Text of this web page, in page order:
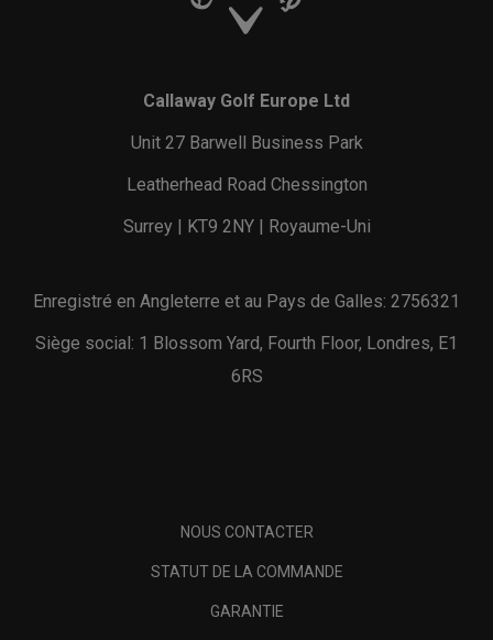
Callaway Golf Europe Ltd
Unit 27 Barwell Business Park
Leatherhead Road Chessington
Surrey | KT9 2NY | Royaume-Uni
Enregistré en Angleterre et au Pays de Galles: 2756321
Siège social: 1 Blossom Yard, Fourth Floor, Londres, E1
6RS
NOUS CONTACTER
STATUT DE LA COMMANDE
GARANTIE